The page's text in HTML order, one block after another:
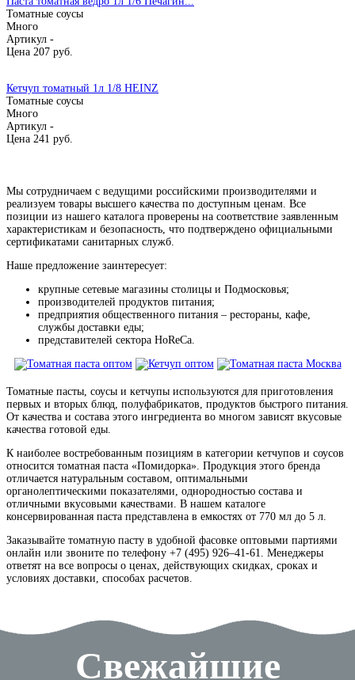
Томатные соусы
Много
Артикул -
Цена 207 руб.
Кетчуп томатный 1л 1/8 HEINZ
Томатные соусы
Много
Артикул -
Цена 241 руб.
Мы сотрудничаем с ведущими российскими производителями и
реализуем товары высшего качества по доступным ценам. Все
позиции из нашего каталога проверены на соответствие заявленным
характеристикам и безопасность, что подтверждено официальными
сертификатами санитарных служб.
Наше предложение заинтересует:
крупные сетевые магазины столицы и Подмосковья;
производителей продуктов питания;
предприятия общественного питания – рестораны, кафе,
службы доставки еды;
представителей сектора HoReCa.
Томатные пасты, соусы и кетчупы используются для приготовления
первых и вторых блюд, полуфабрикатов, продуктов быстрого питания.
От качества и состава этого ингредиента во многом зависят вкусовые
качества готовой еды.
К наиболее востребованным позициям в категории кетчупов и соусов
относится томатная паста «Помидорка». Продукция этого бренда
отличается натуральным составом, оптимальными
органолептическими показателями, однородностью состава и
отличными вкусовыми качествами. В нашем каталоге
консервированная паста представлена в емкостях от 770 мл до 5 л.
Заказывайте томатную пасту в удобной фасовке оптовыми партиями
онлайн или звоните по телефону +7 (495) 926–41-61. Менеджеры
ответят на все вопросы о ценах, действующих скидках, сроках и
условиях доставки, способах расчетов.
Свежайшие